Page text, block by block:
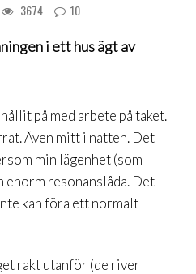
3674 10
i ett hus ägt av
på med arbete på taket.
Även mitt i natten. Det
min lägenhet (som
resonanslåda. Det
kan föra ett normalt
rakt utanför (de river